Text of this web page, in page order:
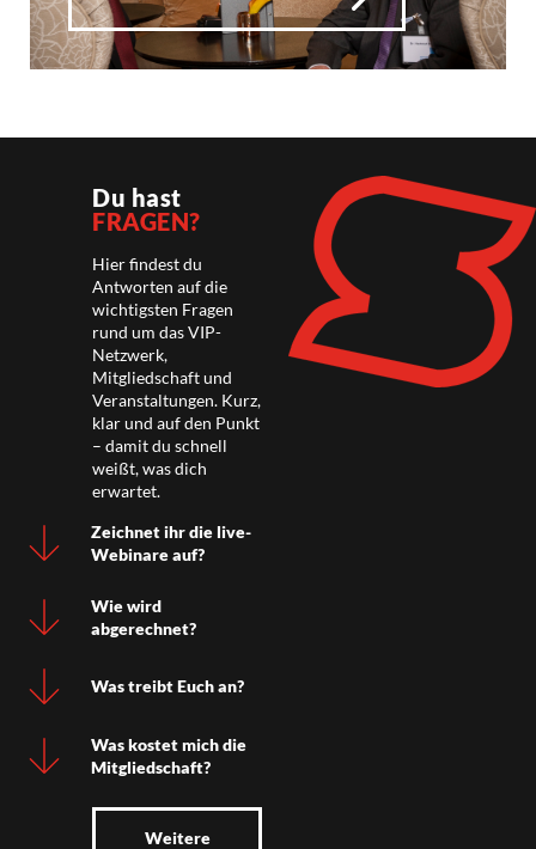
Du hast
FRAGEN?
Hier findest du
Antworten auf die
wichtigsten Fragen
rund um das VIP-
Netzwerk,
Mitgliedschaft und
Veranstaltungen. Kurz,
klar und auf den Punkt
– damit du schnell
weißt, was dich
erwartet.
Zeichnet ihr die live-
Webinare auf?
Wie wird
abgerechnet?
Was treibt Euch an?
Was kostet mich die
Mitgliedschaft?
Weitere